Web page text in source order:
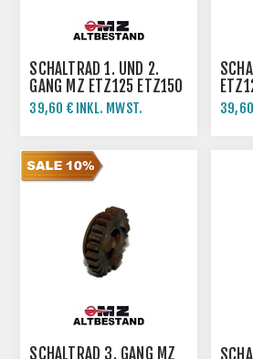
SCHALTRAD 1. UND 2.
GANG MZ ETZ125 ETZ150
39,60 € INKL. MWST. 39,60
SCHALTRAD 3. GANG MZ